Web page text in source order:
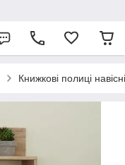
Книжкові полиці навісні